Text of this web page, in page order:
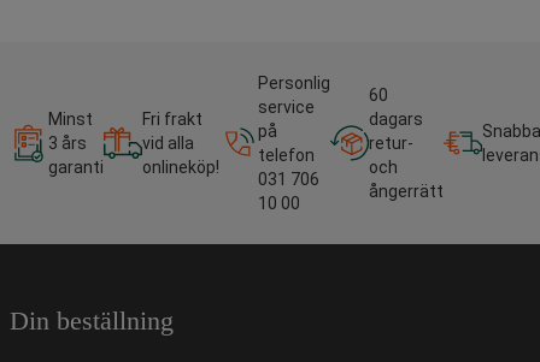
Minst
3 års
garanti
Fri frakt
vid alla
onlineköp!
Personlig
service
på
telefon
031 706
10 00
60
dagars
retur-
och
ångerrätt
Snabba
Din beställning